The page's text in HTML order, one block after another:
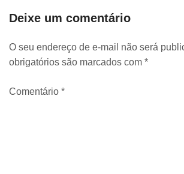
Deixe um comentário
O seu endereço de e-mail não será
obrigatórios são marcados com *
Comentário *